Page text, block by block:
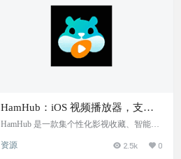
HamHub：iOS 视频播放器，支持
阿里云盘、百度云盘、WebDav、
HamHub 是一款集个性化影视收藏、智能剧
源和AI智能快搜于一体的私人云影专家应
资源 2.5k 0